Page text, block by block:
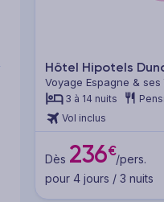
Hôtel Hipotels
Voyage Espagne &
Majorque
3 à 14 nuits
Vol inclus
Dès 236€/pers.
pour 4 jours / 3 nuits